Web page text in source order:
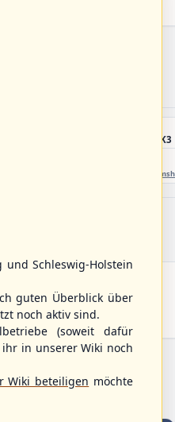
HSV/HHK3
EBE-Ballpark,
Schleswig-Holstein
guten Überblick über
noch aktiv sind.
(soweit dafür
in unserer Wiki noch
Wiki beteiligen möchte